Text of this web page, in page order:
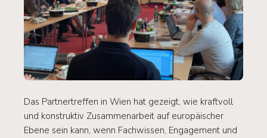
Das Partnertreffen in Wien hat gezeigt, wie kraftvoll
und konstruktiv Zusammenarbeit auf europäischer
Ebene sein kann, wenn Fachwissen, Engagement und